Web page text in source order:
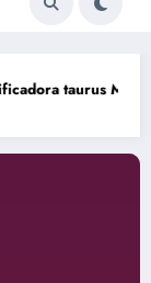
Tartas